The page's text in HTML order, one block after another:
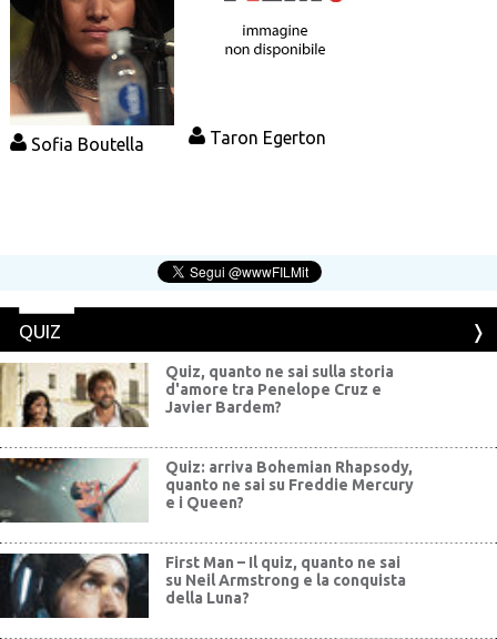
Sofia Boutella Taron Egerton
QUIZ
Quiz, quanto ne sai sulla storia
d'amore tra Penelope Cruz e
Javier Bardem?
Quiz: arriva Bohemian Rhapsody,
quanto ne sai su Freddie Mercury
e i Queen?
First Man – Il quiz, quanto ne sai
su Neil Armstrong e la conquista
della Luna?